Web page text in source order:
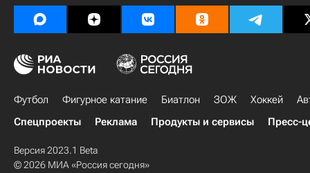
Футбол Фигурное катание Биатлон ЗОЖ Хоккей
Спецпроекты
Реклама Продукты и сервисы Пресс-
Версия 2023.1 Beta
© 2026 МИА «Россия сегодня»